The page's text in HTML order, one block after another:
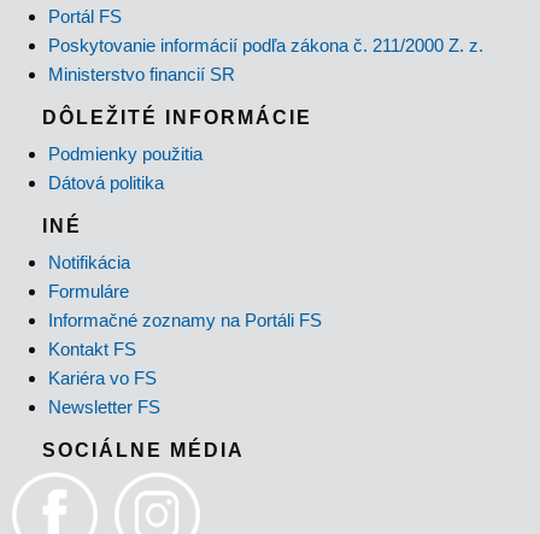
Portál FS
Poskytovanie informácií podľa zákona č. 211/2000 Z. z.
Ministerstvo financií SR
DÔLEŽITÉ INFORMÁCIE
Podmienky použitia
Dátová politika
INÉ
Notifikácia
Formuláre
Informačné zoznamy na Portáli FS
Kontakt FS
Kariéra vo FS
Newsletter FS
SOCIÁLNE MÉDIA